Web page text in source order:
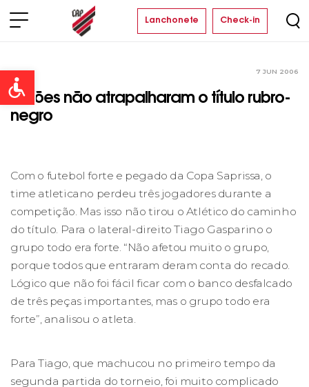
Open toolbar
Lanchonete Check-in
7 JUN 2006
Lesões não atrapalharam o título rubro-
negro
Com o futebol forte e pegado da Copa Saprissa, o
time atleticano perdeu três jogadores durante a
competição. Mas isso não tirou o Atlético do caminho
do título. Para o lateral-direito Tiago Gasparino o
grupo todo era forte. “Não afetou muito o grupo,
porque todos que entraram deram conta do recado.
Lógico que não foi fácil ficar com o banco desfalcado
de três peças importantes, mas o grupo todo era
forte”, analisou o atleta.
Para Tiago, que machucou no primeiro tempo da
segunda partida do torneio, foi muito complicado